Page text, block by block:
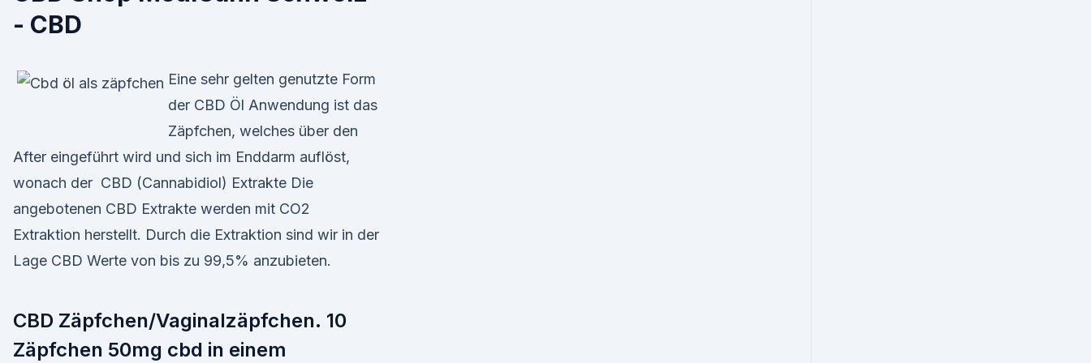
- CBD
Eine sehr gelten genutzte Form
der CBD Öl Anwendung ist das
Zäpfchen, welches über den
After eingeführt wird und sich im Enddarm auflöst,
wonach der CBD (Cannabidiol) Extrakte Die
angebotenen CBD Extrakte werden mit CO2
Extraktion herstellt. Durch die Extraktion sind wir in der
Lage CBD Werte von bis zu 99,5% anzubieten.
CBD Zäpfchen/Vaginalzäpfchen. 10
Zäpfchen 50mg cbd in einem